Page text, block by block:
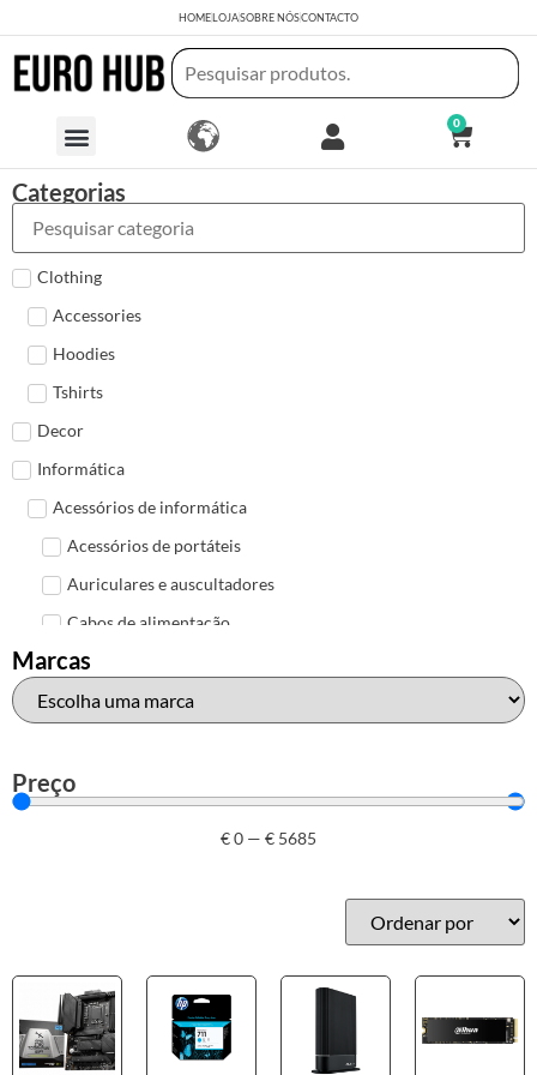
HOMELOJASOBRE NÓSCONTACTO
0
Categorias
Clothing
Accessories
Hoodies
Tshirts
Decor
Informática
Acessórios de informática
Acessórios de portáteis
Auriculares e auscultadores
Cabos de alimentação
Colunas de Som
Hubs
Mais acessórios USB
HP
Outros acessórios de informática
Marcas
Preço
€0 — € 5685